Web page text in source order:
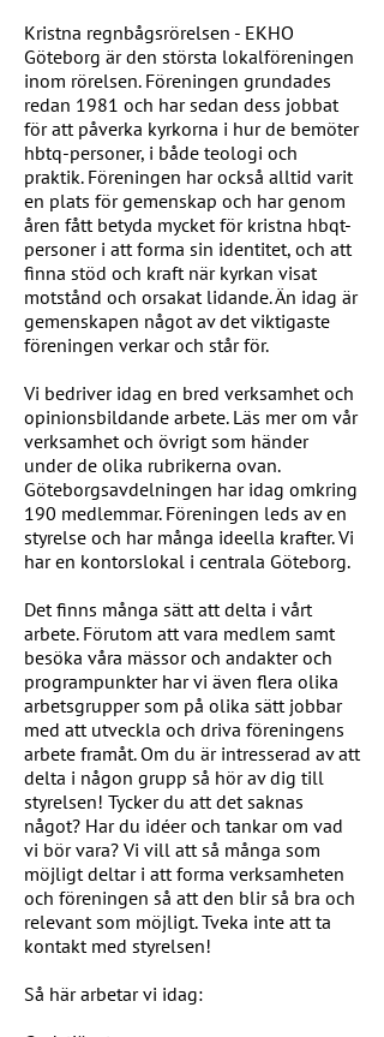
Kristna regnbågsrörelsen - EKHO
Göteborg är den största lokalföreningen
inom rörelsen. Föreningen grundades
redan 1981 och har sedan dess jobbat
för att påverka kyrkorna i hur de bemöter
hbtq-personer, i både teologi och
praktik. Föreningen har också alltid varit
en plats för gemenskap och har genom
åren fått betyda mycket för kristna hbqt-
personer i att forma sin identitet, och att
finna stöd och kraft när kyrkan visat
motstånd och orsakat lidande. Än idag är
gemenskapen något av det viktigaste
föreningen verkar och står för.
Vi bedriver idag en bred verksamhet och
opinionsbildande arbete. Läs mer om vår
verksamhet och övrigt som händer
under de olika rubrikerna ovan.
Göteborgsavdelningen har idag omkring
190 medlemmar. Föreningen leds av en
styrelse och har många ideella krafter. Vi
har en kontorslokal i centrala Göteborg.
Det finns många sätt att delta i vårt
arbete. Förutom att vara medlem samt
besöka våra mässor och andakter och
programpunkter har vi även flera olika
arbetsgrupper som på olika sätt jobbar
med att utveckla och driva föreningens
arbete framåt. Om du är intresserad av att
delta i någon grupp så hör av dig till
styrelsen! Tycker du att det saknas
något? Har du idéer och tankar om vad
vi bör vara? Vi vill att så många som
möjligt deltar i att forma verksamheten
och föreningen så att den blir så bra och
relevant som möjligt. Tveka inte att ta
kontakt med styrelsen!
Så här arbetar vi idag: